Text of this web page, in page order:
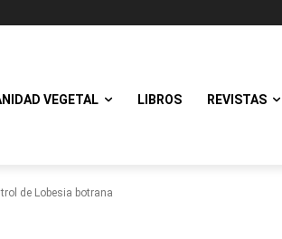
VEGETAL LIBROS REVISTAS
de Lobesia botrana